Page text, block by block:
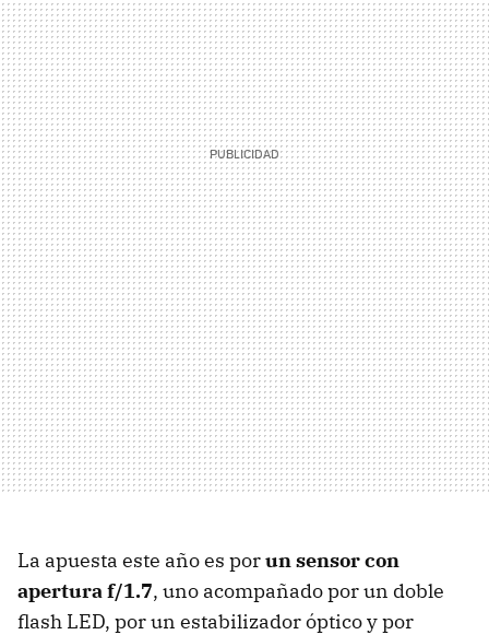
La apuesta este año es porun sensor con
apertura f/1.7, uno acompañado por un doble
flash LED, por un estabilizador óptico y por